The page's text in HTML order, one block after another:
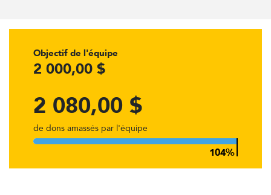
Objectif de l'équipe
2 000,00 $
2 080,00 $
de dons amassés par l'équipe